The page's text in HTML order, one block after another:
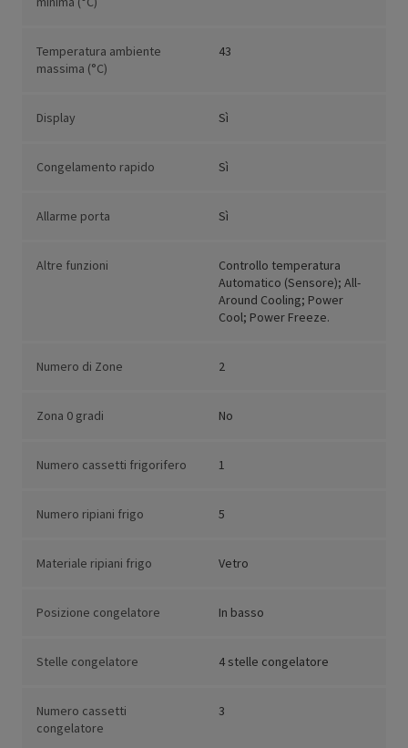
Temperatura ambiente
massima (°C)
43
Display Sì
Congelamento rapido Sì
Allarme porta Sì
Altre funzioni
Controllo temperatura
Automatico (Sensore); All-
Around Cooling; Power
Cool; Power Freeze.
Numero di Zone 2
Zona 0 gradi No
Numero cassetti frigorifero 1
Numero ripiani frigo 5
Materiale ripiani frigo Vetro
Posizione congelatore In basso
Stelle congelatore 4 stelle congelatore
Numero cassetti
congelatore
3